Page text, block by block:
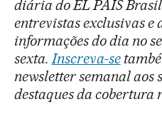
diária do EL PAÍS
entrevistas exclusivas e
informações do dia no
sexta. Inscreva-se
newsletter semanal aos
destaques da cobertura